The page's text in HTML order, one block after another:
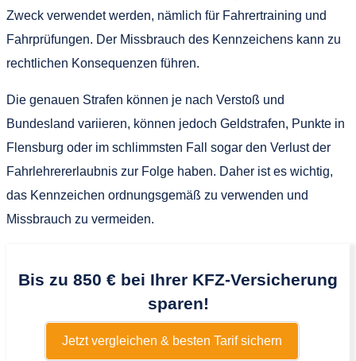
Zweck verwendet werden, nämlich für Fahrertraining und
Fahrprüfungen. Der Missbrauch des Kennzeichens kann zu
rechtlichen Konsequenzen führen.
Die genauen Strafen können je nach Verstoß und
Bundesland variieren, können jedoch Geldstrafen, Punkte in
Flensburg oder im schlimmsten Fall sogar den Verlust der
Fahrlehrererlaubnis zur Folge haben. Daher ist es wichtig,
das Kennzeichen ordnungsgemäß zu verwenden und
Missbrauch zu vermeiden.
Bis zu 850 € bei Ihrer KFZ-Versicherung
sparen!
Jetzt vergleichen & besten Tarif sichern